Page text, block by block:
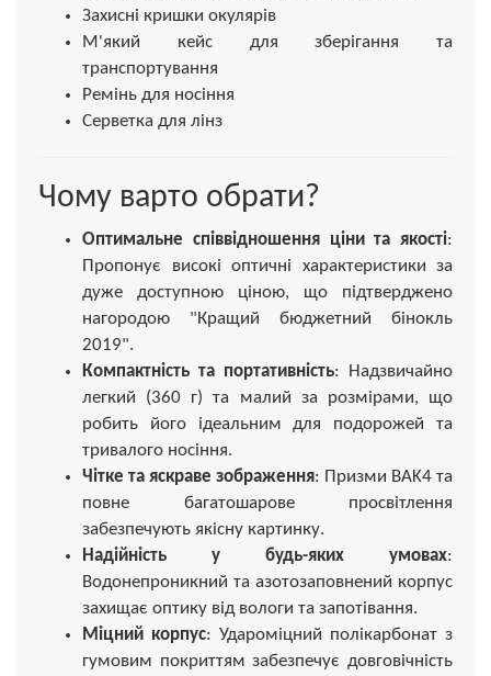
Захисні кришки окулярів
М'який кейс для зберігання та
транспортування
Ремінь для носіння
Серветка для лінз
Чому варто обрати?
Оптимальне співвідношення ціни та якості:
Пропонує високі оптичні характеристики за
дуже доступною ціною, що підтверджено
нагородою "Кращий бюджетний бінокль
2019".
Компактність та портативність: Надзвичайно
легкий (360 г) та малий за розмірами, що
робить його ідеальним для подорожей та
тривалого носіння.
Чітке та яскраве зображення: Призми BAK4 та
повне багатошарове просвітлення
забезпечують якісну картинку.
Надійність у будь-яких умовах:
Водонепроникний та азотозаповнений корпус
захищає оптику від вологи та запотівання.
Міцний корпус: Удароміцний полікарбонат з
гумовим покриттям забезпечує довговічність